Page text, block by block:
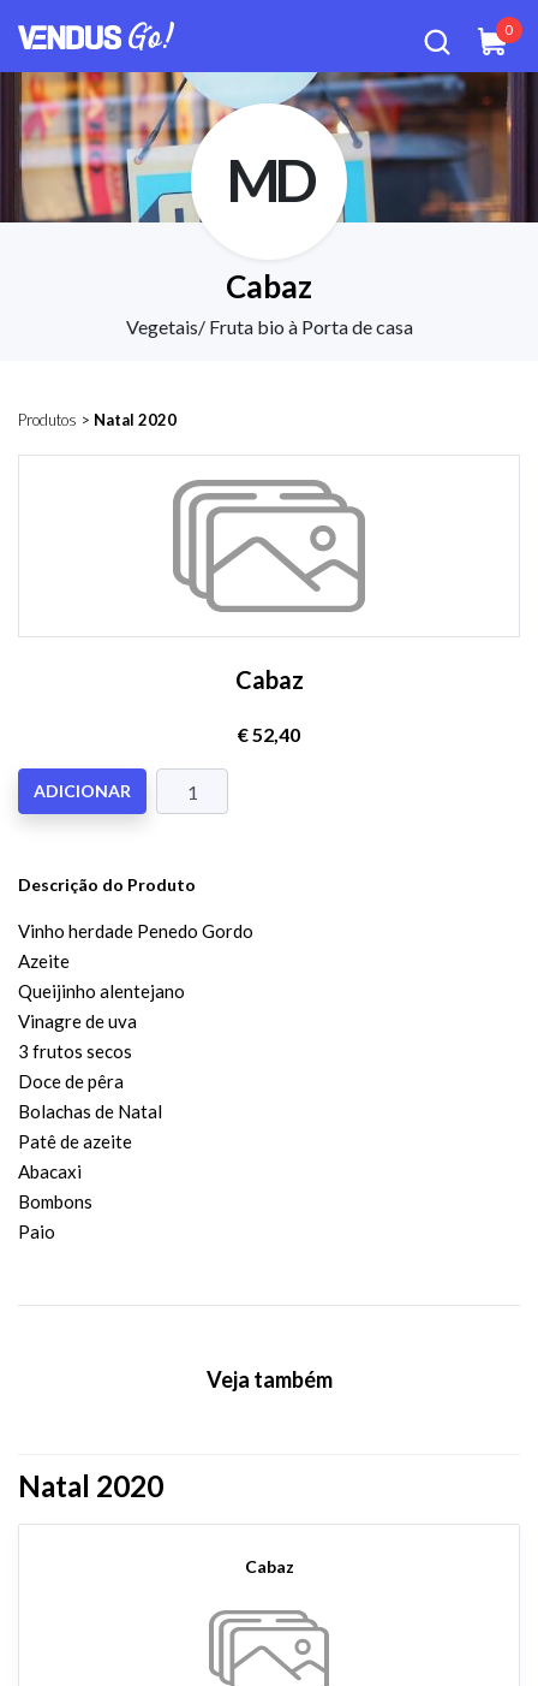
0
MD
Cabaz
Vegetais/ Fruta bio à Porta de casa
Produtos > Natal 2020
Cabaz
€ 52,40
ADICIONAR
Descrição do Produto
Vinho herdade Penedo Gordo
Azeite
Queijinho alentejano
Vinagre de uva
3 frutos secos
Doce de pêra
Bolachas de Natal
Patê de azeite
Abacaxi
Bombons
Paio
Veja também
Natal 2020
Cabaz